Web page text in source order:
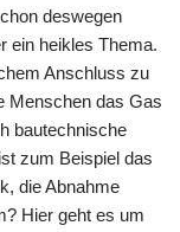
deswegen
ein heikles Thema.
Anschluss zu
Menschen das Gas
bautechnische
zum Beispiel das
die Abnahme
Hier geht es um